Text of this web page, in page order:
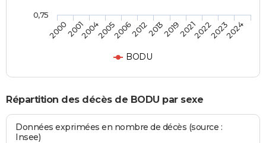
BODU
200020012004200520062012201320192021202220232024
0,75
Répartition des décès de BODU par sexe
Données exprimées en nombre de décès (source :
Insee)